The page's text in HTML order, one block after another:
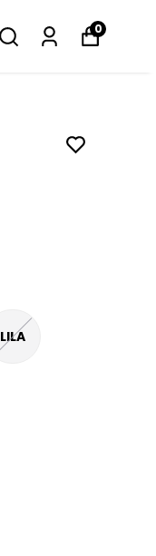
0
LILA